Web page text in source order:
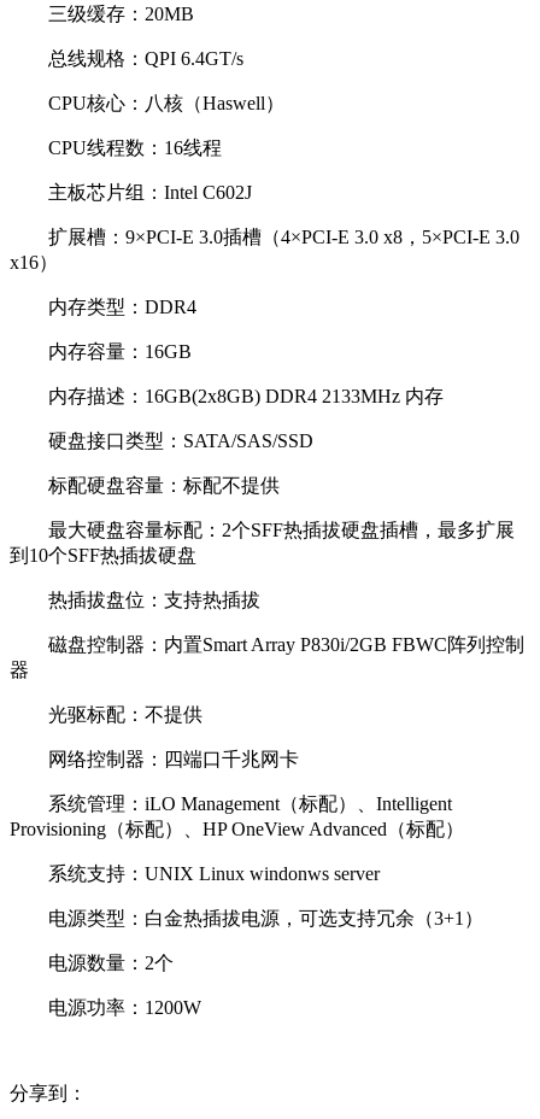
三级缓存：20MB
总线规格：QPI 6.4GT/s
CPU核心：八核（Haswell）
CPU线程数：16线程
主板芯片组：Intel C602J
扩展槽：9×PCI-E 3.0插槽（4×PCI-E 3.0 x8，5×PCI-E 3.0
x16）
内存类型：DDR4
内存容量：16GB
内存描述：16GB(2x8GB) DDR4 2133MHz 内存
硬盘接口类型：SATA/SAS/SSD
标配硬盘容量：标配不提供
最大硬盘容量标配：2个SFF热插拔硬盘插槽，最多扩展
到10个SFF热插拔硬盘
热插拔盘位：支持热插拔
磁盘控制器：内置Smart Array P830i/2GB FBWC阵列控制
器
光驱标配：不提供
网络控制器：四端口千兆网卡
系统管理：iLO Management（标配）、Intelligent
Provisioning（标配）、HP OneView Advanced（标配）
系统支持：UNIX Linux windonws server
电源类型：白金热插拔电源，可选支持冗余（3+1）
电源数量：2个
电源功率：1200W
分享到：